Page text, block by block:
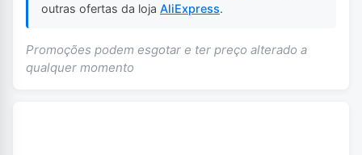
outras ofertas da loja AliExpress.
Promoções podem esgotar e ter preço alterado a
qualquer momento